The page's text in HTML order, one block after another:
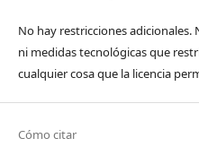
No hay restricciones
ni medidas tecnológicas que
cualquier cosa que la licencia
Cómo citar